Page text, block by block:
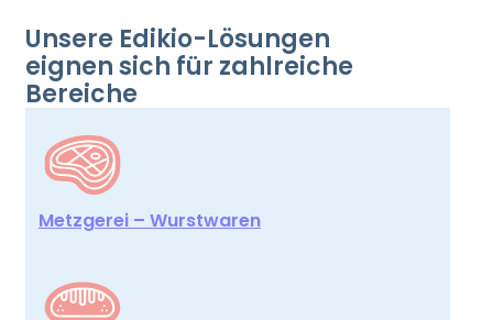
Unsere Edikio-Lösungen
eignen sich für zahlreiche
Bereiche
Metzgerei – Wurstwaren